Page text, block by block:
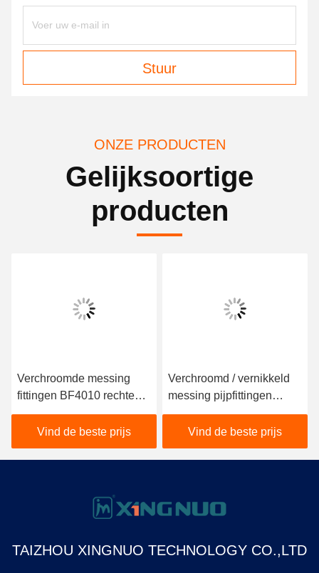
Stuur
ONZE PRODUCTEN
Gelijksoortige
producten
Verchroomde messing
fittingen BF4010 rechte
buisfittingen met mantel
Vind de beste prijs
Verchroomd / vernikkeld
messing pijpfittingen
BF4025 dubbelwandig
typeVind de beste prijs
TAIZHOU XINGNUO TECHNOLOGY CO.,LTD